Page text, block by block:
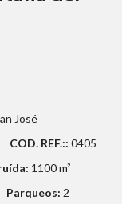
José
COD. REF.:: 0405
1100 m²
Parqueos: 2